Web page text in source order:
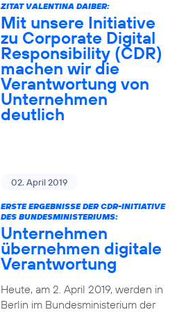
ZITAT VALENTINA DAIBER:
Mit unsere Initiative
zu Corporate Digital
Responsibility (CDR)
machen wir die
Verantwortung von
Unternehmen
deutlich
02. April 2019
ERSTE ERGEBNISSE DER CDR-INITIATIVE
DES BUNDESMINISTERIUMS:
Unternehmen
übernehmen digitale
Verantwortung
Heute, am 2. April 2019, werden in
Berlin im Bundesministerium der